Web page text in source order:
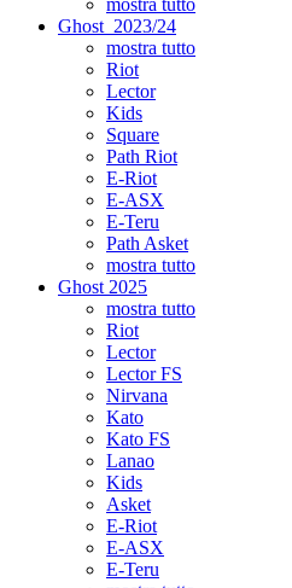
mostra tutto
Ghost_2023/24
mostra tutto
Riot
Lector
Kids
Square
Path Riot
E-Riot
E-ASX
E-Teru
Path Asket
mostra tutto
Ghost 2025
mostra tutto
Riot
Lector
Lector FS
Nirvana
Kato
Kato FS
Lanao
Kids
Asket
E-Riot
E-ASX
E-Teru